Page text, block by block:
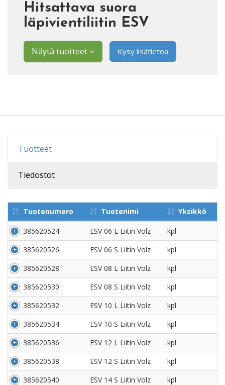
Hitsattava suora
läpivientiliitin ESV
Näytä tuotteet Kysy lisätietoa
Tuotteet
Tiedostot
Tuotenumero Tuotenimi Yksikkö
385620524 ESV 06 L Liitin Volz
kpl
385620526
ESV 06 S Liitin Volz
kpl
385620528
ESV 08 L Liitin Volz
kpl
385620530
ESV 08 S Liitin Volz
kpl
385620532
ESV 10 L Liitin Volz
kpl
385620534
ESV 10 S Liitin Volz
kpl
385620536
ESV 12 L Liitin Volz
kpl
385620538
ESV 12 S Liitin Volz
kpl
385620540
ESV 14 S Liitin Volz
kpl